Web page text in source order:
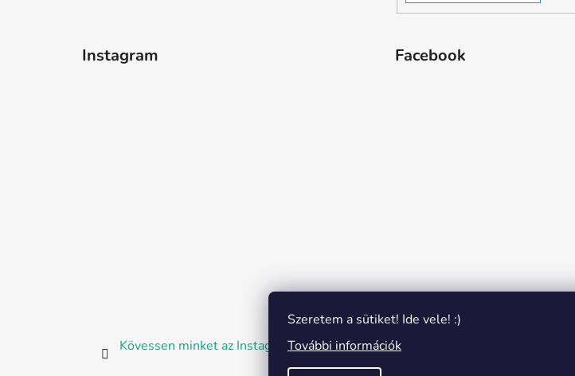
Szeretem a sütiket! Ide vele! :)
További információk
Instagram
Kövessen minket az Instagramon
Facebook